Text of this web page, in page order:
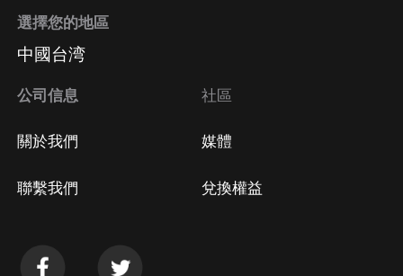
選擇您的地區
中國台湾
公司信息
關於我們
聯繫我們
社區
媒體
兌換權益